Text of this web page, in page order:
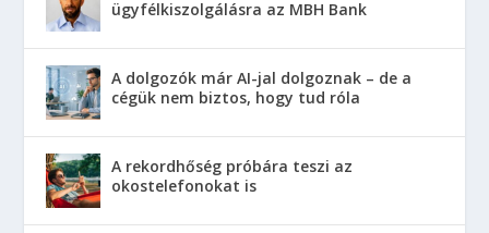
ügyfélkiszolgálásra az MBH Bank
A dolgozók már AI-jal dolgoznak – de a
cégük nem biztos, hogy tud róla
A rekordhőség próbára teszi az
okostelefonokat is